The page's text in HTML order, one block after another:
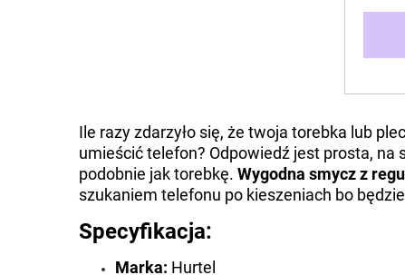
Ile razy zdarzyło się, że twoja torebka lub
umieścić telefon? Odpowiedź jest prosta,
podobnie jak torebkę. Wygodna smycz z
szukaniem telefonu po kieszeniach bo
Specyfikacja:
Marka: Hurtel